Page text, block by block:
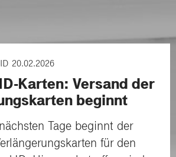
20.02.2026
Karten: Versand der
beginnt
Tage beginnt der
für den